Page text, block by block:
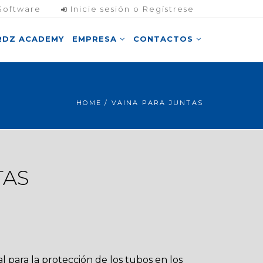
Inicie sesión o Regístrese
ACADEMY EMPRESA CONTACTOS
HOME / VAINA PARA JUNTAS
para la protección de los tubos en los